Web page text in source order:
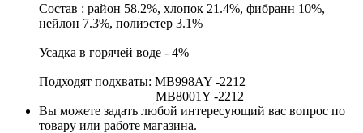
Состав : район 58.2%, хлопок 21.4%, фибранн 10%,
нейлон 7.3%, полиэстер 3.1%
Усадка в горячей воде - 4%
Подходят подхваты: MB998AY -2212
MB8001Y -2212
Вы можете задать любой интересующий вас вопрос по
товару или работе магазина.